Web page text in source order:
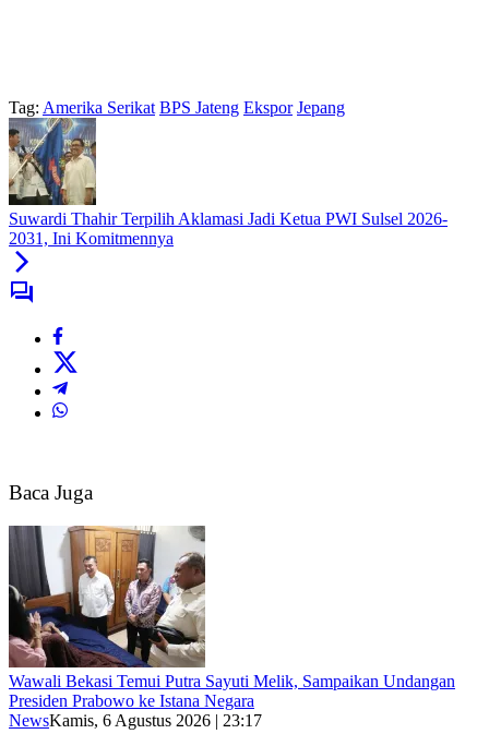
Tag: Amerika Serikat BPS Jateng Ekspor Jepang
Suwardi Thahir Terpilih Aklamasi Jadi Ketua PWI Sulsel 2026-
2031, Ini Komitmennya
Baca Juga
Wawali Bekasi Temui Putra Sayuti Melik, Sampaikan Undangan
Presiden Prabowo ke Istana Negara
NewsKamis, 6 Agustus 2026 | 23:17